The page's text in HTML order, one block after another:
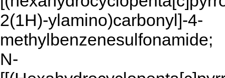
2(1H)-ylamino)carbonyl]-4-
methylbenzenesulfonamide;
N-